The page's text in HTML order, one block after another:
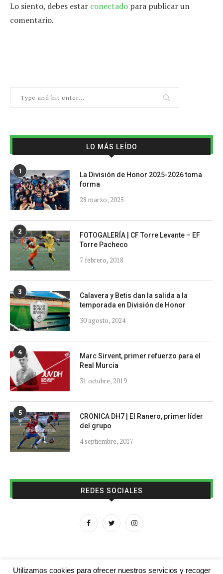
Lo siento, debes estar conectado para publicar un
comentario.
LO MÁS LEÍDO
1
La División de Honor 2025-2026 toma
forma
28 marzo, 2025
2
FOTOGALERÍA | CF Torre Levante – EF
Torre Pacheco
7 febrero, 2018
3
Calavera y Betis dan la salida a la
temporada en División de Honor
30 agosto, 2024
4
Marc Sirvent, primer refuerzo para el
Real Murcia
31 octubre, 2019
5
CRONICA DH7 | El Ranero, primer líder
del grupo
4 septiembre, 2017
REDES SOCIALES
Utilizamos cookies para ofrecer nuestros servicios y recoger